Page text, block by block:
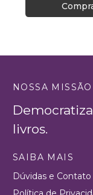
NOSSA MISSÃO
livros.
SAIBA MAIS
Dúvidas e Contato